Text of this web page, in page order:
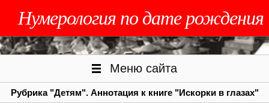
Нумерология по дате рождения
Меню сайта
Рубрика "Детям". Аннотация к книге "Искорки в глазах"